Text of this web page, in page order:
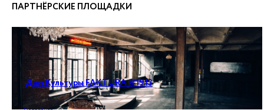
ПАРТНЁРСКИЕ ПЛОЩАДКИ
Дом Культуры FAKTURA #1913